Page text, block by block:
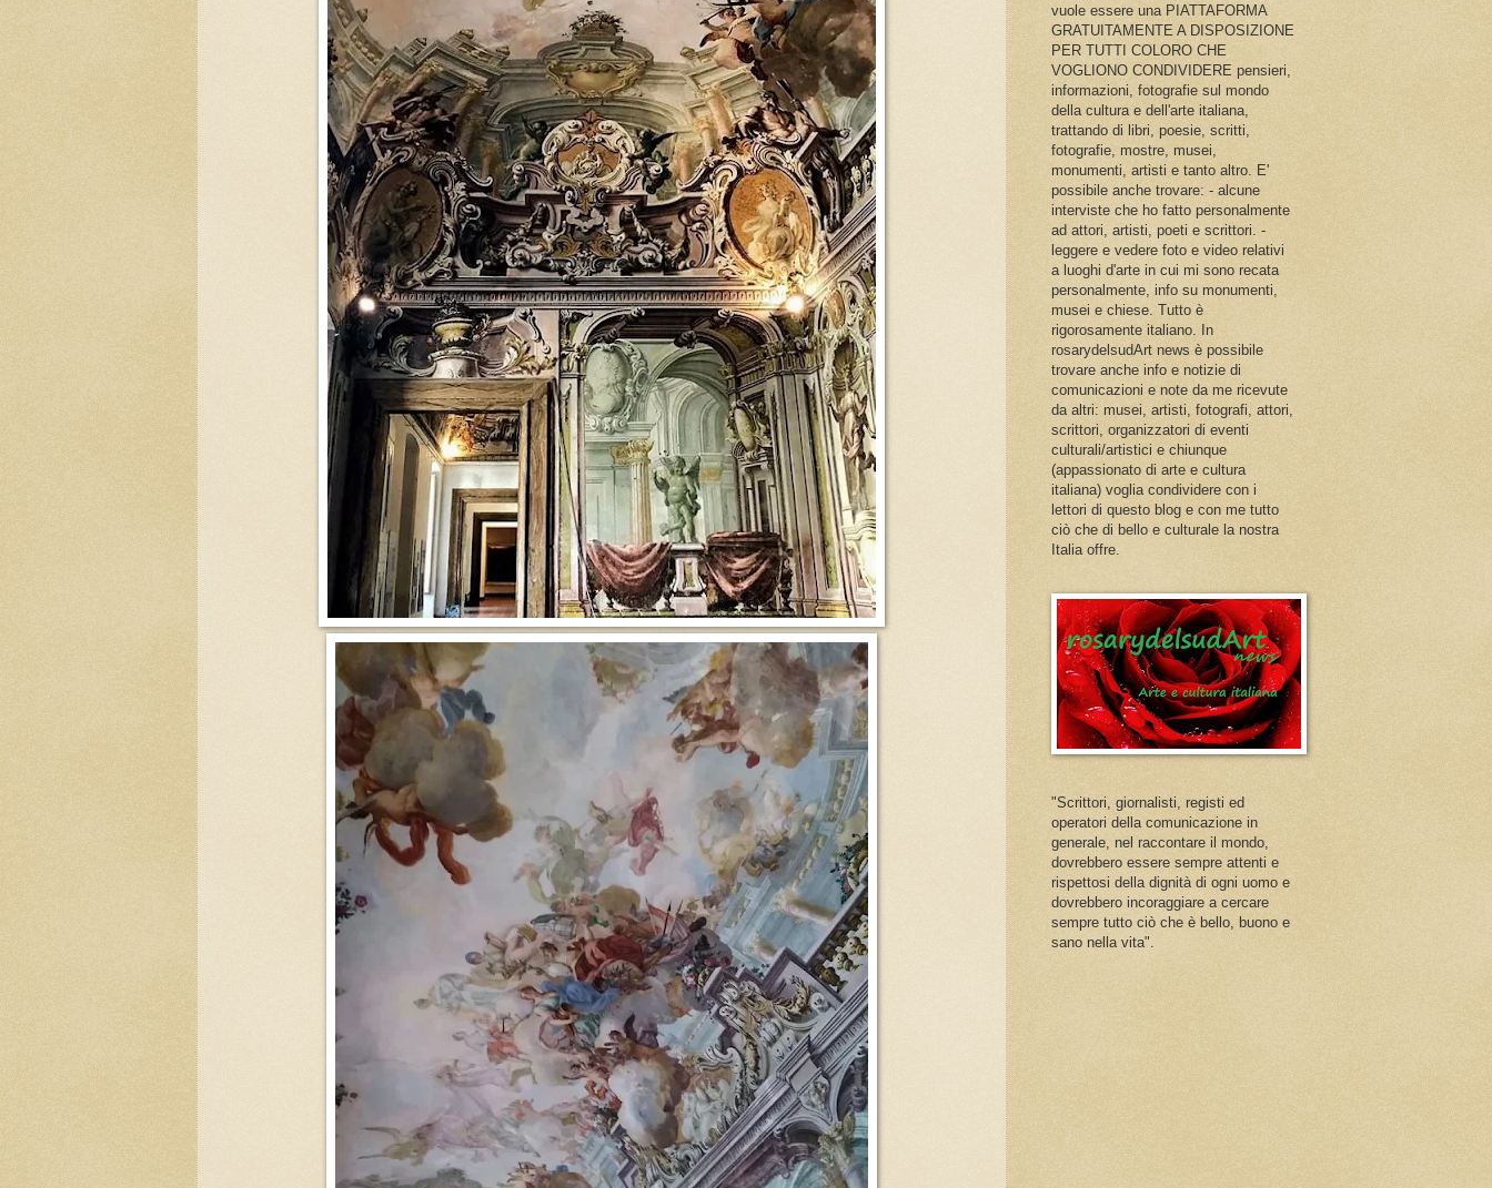
vuole essere una PIATTAFORMA
GRATUITAMENTE A DISPOSIZIONE
PER TUTTI COLORO CHE
VOGLIONO CONDIVIDERE pensieri,
informazioni, fotografie sul mondo
della cultura e dell'arte italiana,
trattando di libri, poesie, scritti,
fotografie, mostre, musei,
monumenti, artisti e tanto altro. E'
possibile anche trovare: - alcune
interviste che ho fatto personalmente
ad attori, artisti, poeti e scrittori. -
leggere e vedere foto e video relativi
a luoghi d'arte in cui mi sono recata
personalmente, info su monumenti,
musei e chiese. Tutto è
rigorosamente italiano. In
rosarydelsudArt news è possibile
trovare anche info e notizie di
comunicazioni e note da me ricevute
da altri: musei, artisti, fotografi, attori,
scrittori, organizzatori di eventi
culturali/artistici e chiunque
(appassionato di arte e cultura
italiana) voglia condividere con i
lettori di questo blog e con me tutto
ciò che di bello e culturale la nostra
Italia offre.
"Scrittori, giornalisti, registi ed
operatori della comunicazione in
generale, nel raccontare il mondo,
dovrebbero essere sempre attenti e
rispettosi della dignità di ogni uomo e
dovrebbero incoraggiare a cercare
sempre tutto ciò che è bello, buono e
sano nella vita".